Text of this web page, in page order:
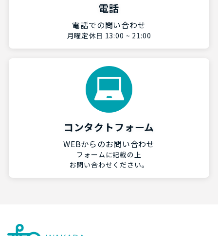
電話
電話での問い合わせ
月曜定休日 13:00 ~ 21:00
コンタクトフォーム
WEBからのお問い合わせ
フォームに記載の上
お問い合わせください。